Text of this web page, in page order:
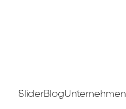
SliderBlogUnternehmen